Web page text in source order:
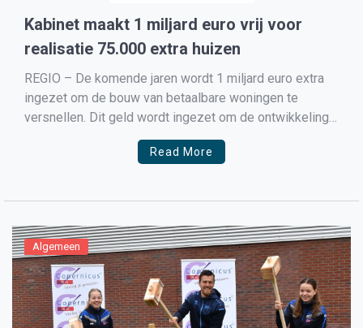
Kabinet maakt 1 miljard euro vrij voor
realisatie 75.000 extra huizen
REGIO – De komende jaren wordt 1 miljard euro extra
ingezet om de bouw van betaalbare woningen te
versnellen. Dit geld wordt ingezet om de ontwikkeling
van de veertien grootschalige gebieden te versnellen,
voor een vierde ronde van de Woningbouwimpuls en
Read More
Algemeen